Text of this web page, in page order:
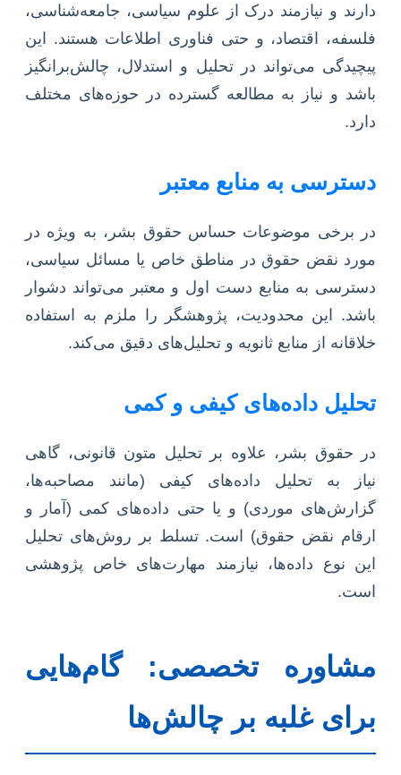
دارند و نیازمند درک از علوم سیاسی، جامعه‌شناسی،
فلسفه، اقتصاد، و حتی فناوری اطلاعات هستند. این
پیچیدگی می‌تواند در تحلیل و استدلال، چالش‌برانگیز
باشد و نیاز به مطالعه گسترده در حوزه‌های مختلف
دارد.
دسترسی به منابع معتبر
در برخی موضوعات حساس حقوق بشر، به ویژه در
مورد نقض حقوق در مناطق خاص یا مسائل سیاسی،
دسترسی به منابع دست اول و معتبر می‌تواند دشوار
باشد. این محدودیت، پژوهشگر را ملزم به استفاده
خلاقانه از منابع ثانویه و تحلیل‌های دقیق می‌کند.
تحلیل داده‌های کیفی و کمی
در حقوق بشر، علاوه بر تحلیل متون قانونی، گاهی
نیاز به تحلیل داده‌های کیفی (مانند مصاحبه‌ها،
گزارش‌های موردی) و یا حتی داده‌های کمی (آمار و
ارقام نقض حقوق) است. تسلط بر روش‌های تحلیل
این نوع داده‌ها، نیازمند مهارت‌های خاص پژوهشی
است.
مشاوره تخصصی: گام‌هایی
برای غلبه بر چالش‌ها